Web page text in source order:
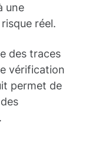
une
réel.
des traces
vérification
permet de